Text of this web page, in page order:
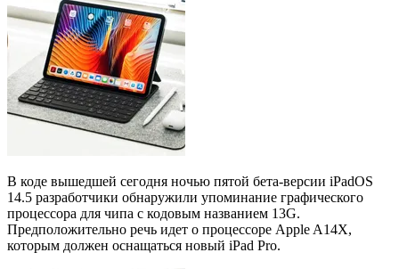
В коде вышедшей сегодня ночью пятой бета-версии iPadOS
14.5 разработчики обнаружили упоминание графического
процессора для чипа с кодовым названием 13G.
Предположительно речь идет о процессоре Apple A14X,
которым должен оснащаться новый iPad Pro.